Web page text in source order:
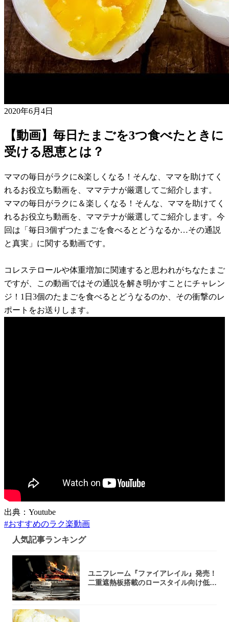
2020年6月4日
【動画】毎日たまごを3つ食べたときに
受ける恩恵とは？
ママの毎日がラクに&楽しくなる！そんな、ママを助けてく
れるお役立ち動画を、ママテナが厳選してご紹介します。
ママの毎日がラクに＆楽しくなる！そんな、ママを助けてく
れるお役立ち動画を、ママテナが厳選してご紹介します。今
回は「毎日3個ずつたまごを食べるとどうなるか…その通説
と真実」に関する動画です。
コレステロールや体重増加に関連すると思われがちなたまご
ですが、この動画ではその通説を解き明かすことにチャレン
ジ！1日3個のたまごを食べるとどうなるのか、その衝撃のレ
ポートをお送りします。
出典：Youtube
#おすすめのラク楽動画
人気記事ランキング
ユニフレーム『ファイアレイル』発売！
二重遮熱板搭載のロースタイル向け低型